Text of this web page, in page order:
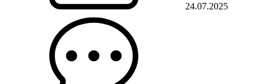
24.07.2025